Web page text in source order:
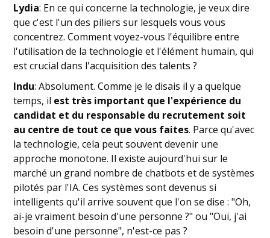
Lydia: En ce qui concerne la technologie, je veux dire
que c'est l'un des piliers sur lesquels vous vous
concentrez. Comment voyez-vous l'équilibre entre
l'utilisation de la technologie et l'élément humain, qui
est crucial dans l'acquisition des talents ?
Indu: Absolument. Comme je le disais il y a quelque
temps, il est très important que l'expérience du
candidat et du responsable du recrutement soit
au centre de tout ce que vous faites. Parce qu'avec
la technologie, cela peut souvent devenir une
approche monotone. Il existe aujourd'hui sur le
marché un grand nombre de chatbots et de systèmes
pilotés par l'IA. Ces systèmes sont devenus si
intelligents qu'il arrive souvent que l'on se dise : "Oh,
ai-je vraiment besoin d'une personne ?" ou "Oui, j'ai
besoin d'une personne", n'est-ce pas ?